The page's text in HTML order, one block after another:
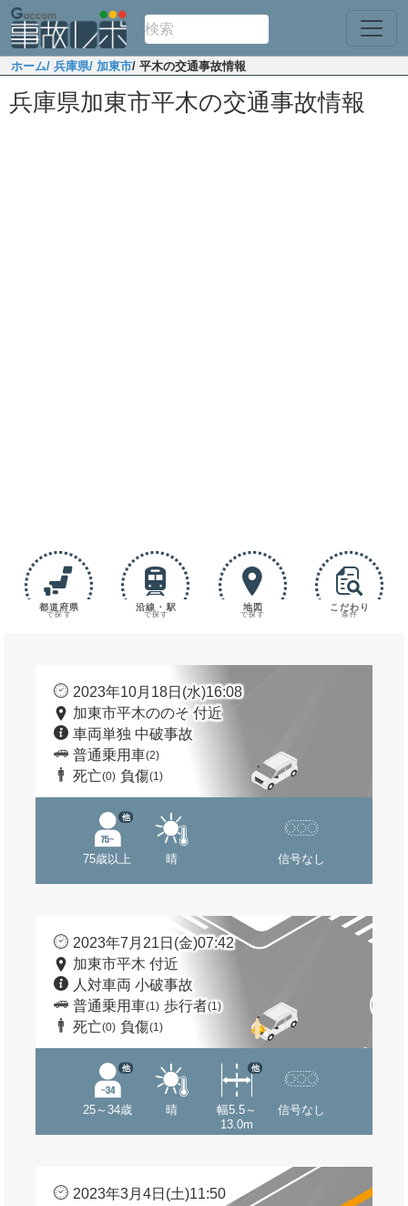
ホーム/ 兵庫県/ 加東市/ 平木の交通事故情報
兵庫県加東市平木の交通事故情報
都道府県
で探す
沿線・駅
で探す
地図
で探す
こだわり
条件
2023年10月18日(水)16:08
加東市平木ののそ 付近
車両単独 中破事故
普通乗用車(2)
死亡(0) 負傷(1)
75歳以上
他
晴 信号なし
2023年7月21日(金)07:42
加東市平木 付近
人対車両 小破事故
普通乗用車(1) 歩行者(1)
死亡(0) 負傷(1)
25～34歳
他
晴
幅5.5～
13.0m
他
信号なし
2023年3月4日(土)11:50